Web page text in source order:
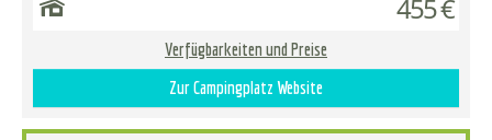
455 €
Verfügbarkeiten und Preise
Zur Campingplatz Website